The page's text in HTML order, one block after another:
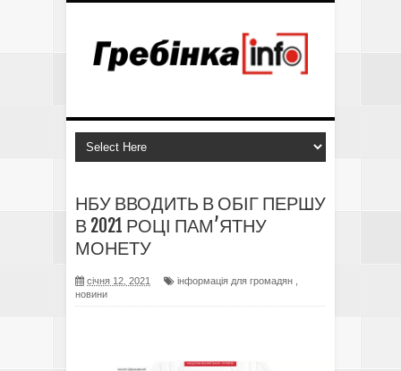
НБУ ВВОДИТЬ В ОБІГ ПЕРШУ
В 2021 РОЦІ ПАМ’ЯТНУ
МОНЕТУ
січня 12, 2021 інформація для громадян
новини